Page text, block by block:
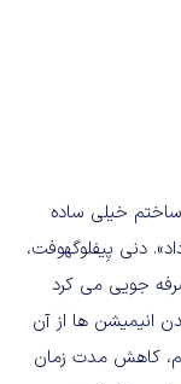
خیلی ساده
دنی پِیفلوگهوفت،
جویی می کرد
انیمیشن ها از آن
کاهش مدت زمان